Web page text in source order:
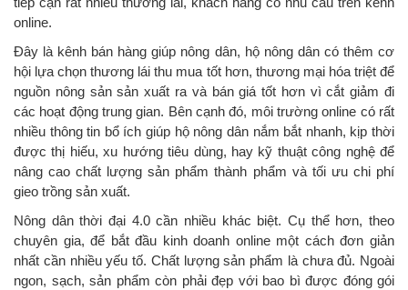
online.
Đây là kênh bán hàng giúp nông dân, hộ nông dân có thêm cơ
hội lựa chọn thương lái thu mua tốt hơn, thương mại hóa triệt để
nguồn nông sản sản xuất ra và bán giá tốt hơn vì cắt giảm đi
các hoạt động trung gian. Bên cạnh đó, môi trường online có rất
nhiều thông tin bổ ích giúp hộ nông dân nắm bắt nhanh, kịp thời
được thị hiếu, xu hướng tiêu dùng, hay kỹ thuật công nghệ để
nâng cao chất lượng sản phẩm thành phẩm và tối ưu chi phí
gieo trồng sản xuất.
Nông dân thời đại 4.0 cần nhiều khác biệt. Cụ thể hơn, theo
chuyên gia, để bắt đầu kinh doanh online một cách đơn giản
nhất cần nhiều yếu tố. Chất lượng sản phẩm là chưa đủ. Ngoài
ngon, sạch, sản phẩm còn phải đẹp với bao bì được đóng gói